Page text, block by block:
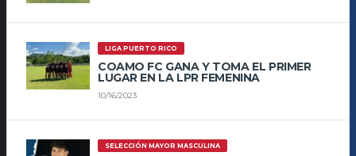
LIGA PUERTO RICO
COAMO FC GANA Y TOMA EL PRIMER
LUGAR EN LA LPR FEMENINA
10/16/2023
SELECCIÓN MAYOR MASCULINA